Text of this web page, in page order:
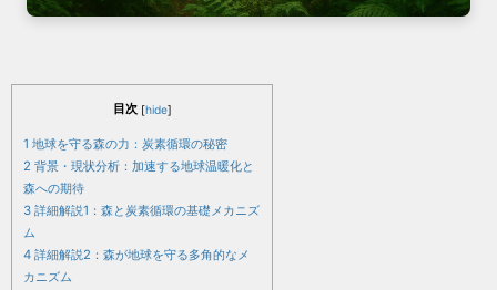
目次 [hide]
1 地球を守る森の力：炭素循環の秘密
2 背景・現状分析：加速する地球温暖化と
森への期待
3 詳細解説1：森と炭素循環の基礎メカニズ
ム
4 詳細解説2：森が地球を守る多角的なメ
カニズム